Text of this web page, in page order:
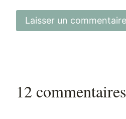
12 commentaires